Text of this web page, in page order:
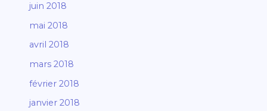
juin 2018
mai 2018
avril 2018
mars 2018
février 2018
janvier 2018